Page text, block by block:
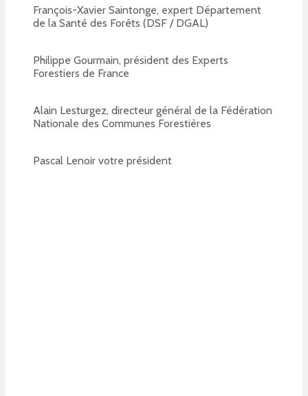
François-Xavier Saintonge, expert Département
de la Santé des Forêts (DSF / DGAL)
Philippe Gourmain, président des Experts
Forestiers de France
Alain Lesturgez, directeur général de la Fédération
Nationale des Communes Forestières
Pascal Lenoir votre président